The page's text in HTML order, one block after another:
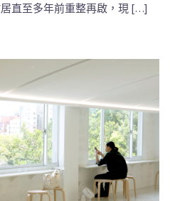
直至多年前重整再啟，現 […]